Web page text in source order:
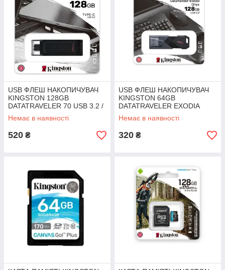
USB ФЛЕШ НАКОПИЧУВАЧ
KINGSTON 128GB
DATATRAVELER 70 USB 3.2 /
TYPE-C (DT70/128GB)
Немає в наявності
520 ₴
USB ФЛЕШ НАКОПИЧУВАЧ
KINGSTON 64GB
DATATRAVELER EXODIA
ONYX USB 3.2 GEN 1 BLACK
(DTXON/64GB)
Немає в наявності
320 ₴